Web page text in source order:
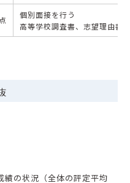
個別面接を行う
高等学校調査書、志望理由書
績の状況（全体の評定平均